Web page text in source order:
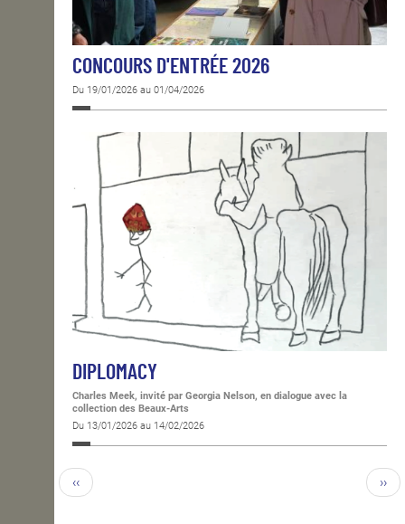
CONCOURS D'ENTRÉE 2026
Du 19/01/2026 au 01/04/2026
DIPLOMACY
Charles Meek, invité par Georgia Nelson, en dialogue avec la
collection des Beaux-Arts
Du 13/01/2026 au 14/02/2026
‹‹ ››